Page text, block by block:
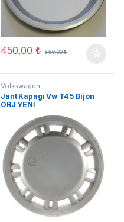
450,00₺ 550,00₺
Volkswagen
Jant Kapagı Vw T4 5 Bijon
ORJ YENİ